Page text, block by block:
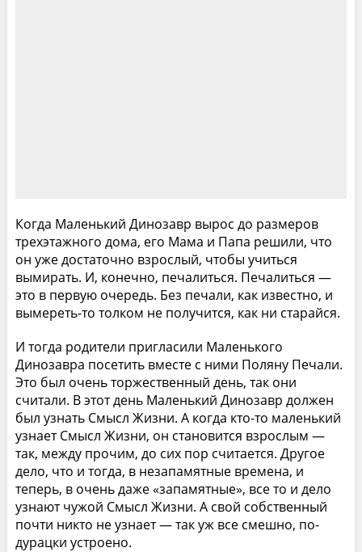
Когда Маленький Динозавр вырос до размеров
трехэтажного дома, его Мама и Папа решили, что
он уже достаточно взрослый, чтобы учиться
вымирать. И, конечно, печалиться. Печалиться —
это в первую очередь. Без печали, как известно, и
вымереть-то толком не получится, как ни старайся.
И тогда родители пригласили Маленького
Динозавра посетить вместе с ними Поляну Печали.
Это был очень торжественный день, так они
считали. В этот день Маленький Динозавр должен
был узнать Смысл Жизни. А когда кто-то маленький
узнает Смысл Жизни, он становится взрослым —
так, между прочим, до сих пор считается. Другое
дело, что и тогда, в незапамятные времена, и
теперь, в очень даже «запамятные», все то и дело
узнают чужой Смысл Жизни. А свой собственный
почти никто не узнает — так уж все смешно, по-
дурацки устроено.